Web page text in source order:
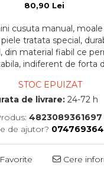
80,90 Lei
cusuta manual,
tratata special,
din material fiabil ce
indiferent de forta
STOC EPUIZAT
de livrare: 24-72 h
4823089361697
de ajutor?
Cere